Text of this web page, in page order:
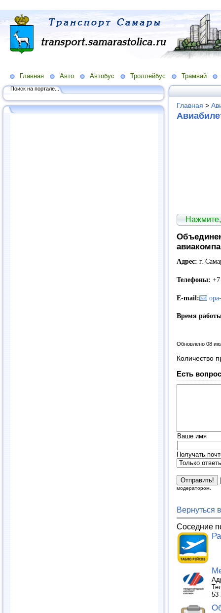
Главная Авто Автобус Троллейбус Трамвай
Поиск на портале...
Главная >
Адрес: г.
Телефоны:
E-mail:
Время
Обновлено 08
Количество
Есть
Ваше имя
Получать
модератором.
Вернуться
Соседние
53